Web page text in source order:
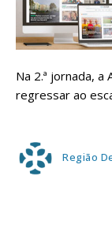
Na 2.ª jornada,
regressar ao
Região